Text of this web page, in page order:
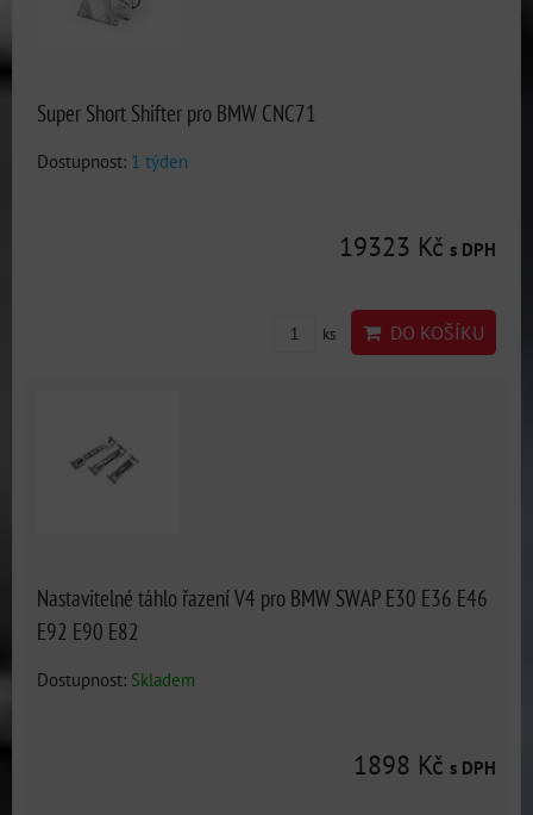
Super Short Shifter pro BMW CNC71
Dostupnost: 1 týden
19323 Kč s DPH
ks DO KOŠÍKU
Nastavitelné táhlo řazení V4 pro BMW SWAP E30 E36 E46
E92 E90 E82
Dostupnost: Skladem
1898 Kč s DPH